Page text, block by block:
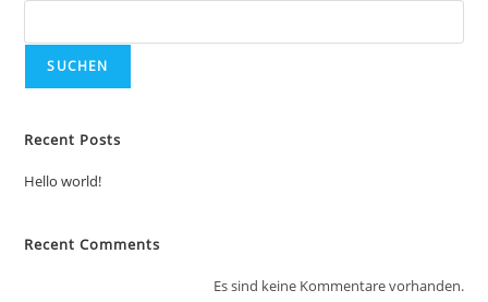
SUCHEN
Recent Posts
Hello world!
Recent Comments
Es sind keine Kommentare vorhanden.